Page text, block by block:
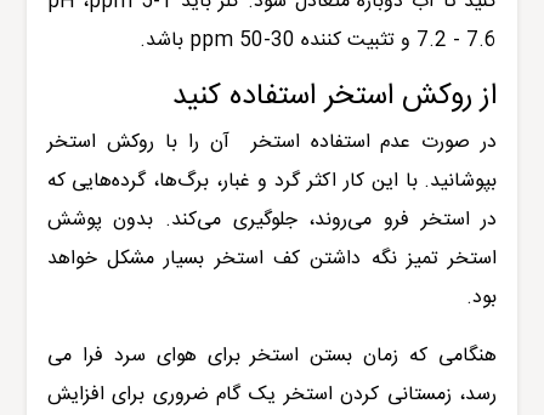
7.2 - 7.6 و تثبیت کننده 30-50 ppm باشد.
از روکش استخر استفاده کنید
در صورت عدم استفاده استخر
آن را با روکش استخر
بپوشانید. با این کار اکثر گرد و غبار، برگ‌ها، گرده‌هایی که
در استخر فرو می‌روند، جلوگیری می‌کند. بدون پوشش
استخر تمیز نگه داشتن کف استخر بسیار مشکل خواهد
بود.
هنگامی که زمان بستن استخر برای هوای سرد فرا می
رسد، زمستانی کردن استخر یک گام ضروری برای افزایش